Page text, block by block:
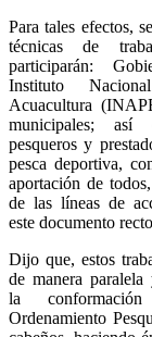
Para tales efectos,
técnicas de
participarán:
Instituto
Acuacultura
municipales; así
pesqueros y
pesca deportiva,
aportación de
de las líneas de
este documento
Dijo que, estos
de manera paralela
la
Ordenamiento